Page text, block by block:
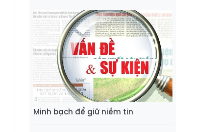
Minh bạch để giữ niềm tin